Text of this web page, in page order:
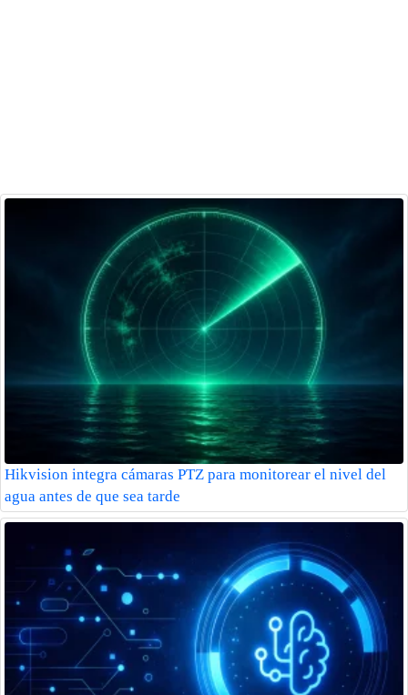
Hikvision integra cámaras PTZ para monitorear el nivel del
agua antes de que sea tarde